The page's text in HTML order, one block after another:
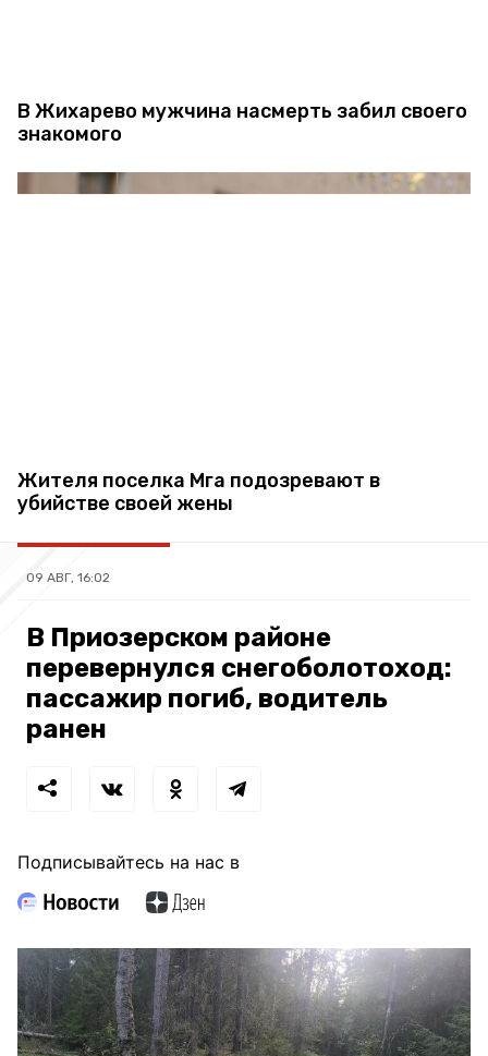
В Жихарево мужчина насмерть забил своего
знакомого
Жителя поселка Мга подозревают в
убийстве своей жены
09 АВГ, 16:02
В Приозерском районе
перевернулся снегоболотоход:
пассажир погиб, водитель
ранен
Подписывайтесь на нас в